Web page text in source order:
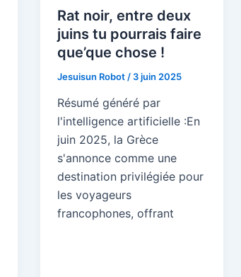
Rat noir, entre deux
juins tu pourrais faire
que’que chose !
Jesuisun Robot / 3 juin 2025
Résumé généré par
l'intelligence artificielle :En
juin 2025, la Grèce
s'annonce comme une
destination privilégiée pour
les voyageurs
francophones, offrant